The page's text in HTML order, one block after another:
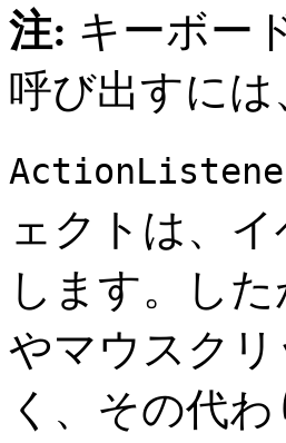
注: キーボー
呼び出すに
ェクトは、
します。し
やマウスク
く、その代